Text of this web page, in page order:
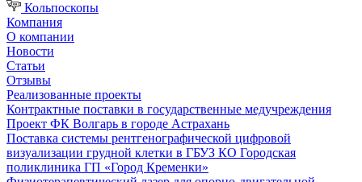
Кольпоскопы
Компания
О компании
Новости
Статьи
Отзывы
Реализованные проекты
Контрактные поставки в государственные медучреждения
Проект ФК Волгарь в городе Астрахань
Поставка системы рентгенографической цифровой
визуализации грудной клетки в ГБУЗ КО Городская
поликлиника ГП «Город Кременки»